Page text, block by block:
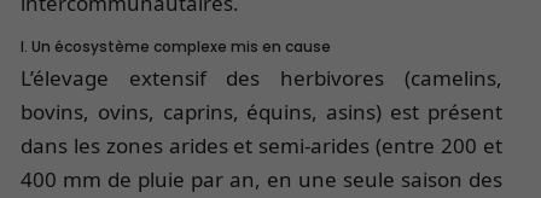
I. Un écosystème complexe mis en cause
L’élevage extensif des herbivores (camelins,
bovins, ovins, caprins, équins, asins) est présent
dans les zones arides et semi-arides (entre 200 et
400 mm de pluie par an, en une seule saison des